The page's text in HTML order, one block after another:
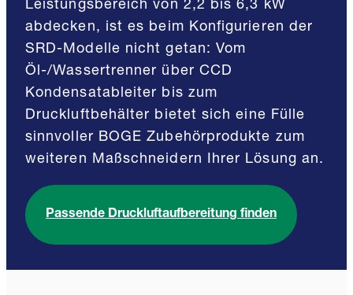
Leistungsbereich von 2,2 bis 6,3 kW
abdecken, ist es beim Konfigurieren der
SRD-Modelle nicht getan: Vom
Öl-/Wassertrenner über CCD
Kondensatableiter bis zum
Druckluftbehälter bietet sich eine Fülle
sinnvoller BOGE Zubehörprodukte zum
weiteren Maßschneidern Ihrer Lösung an.
Passende Druckluftaufbereitung finden